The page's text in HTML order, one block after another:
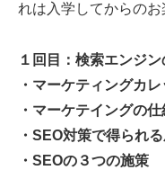
れは入学してからのお
１回目：検索エンジ
・マーケティングカ
・マーケテイングの
・SEO対策で得られ
・SEOの３つの施策